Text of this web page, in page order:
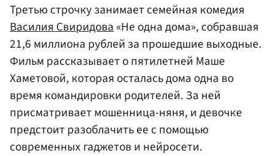
Третью строчку занимает семейная комедия
Василия Свиридова«Не одна дома», собравшая
21,6 миллиона рублей за прошедшие выходные.
Фильм рассказывает о пятилетней Маше
Хаметовой, которая осталась дома одна во
время командировки родителей. За ней
присматривает мошенница-няня, и девочке
предстоит разоблачить ее с помощью
современных гаджетов и нейросети.